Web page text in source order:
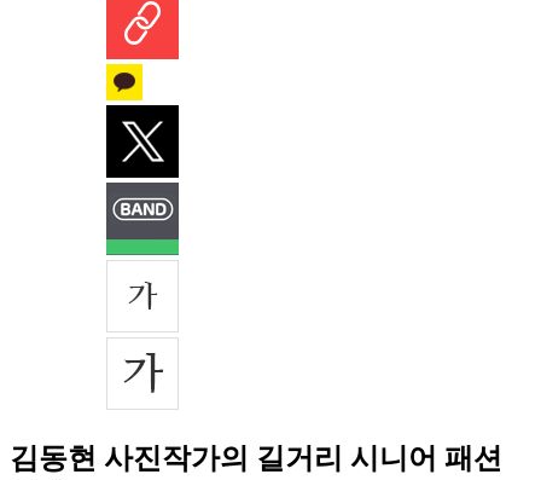
김동현 사진작가의 길거리 시니어 패션